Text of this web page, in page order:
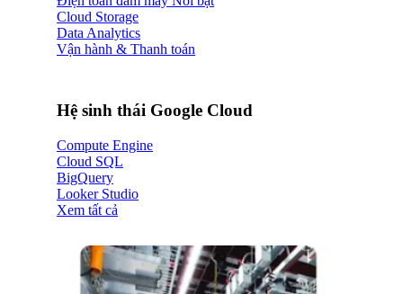
Cloud Storage
Data Analytics
Vận hành & Thanh toán
Hệ sinh thái Google Cloud
Compute Engine
Cloud SQL
BigQuery
Looker Studio
Xem tất cả